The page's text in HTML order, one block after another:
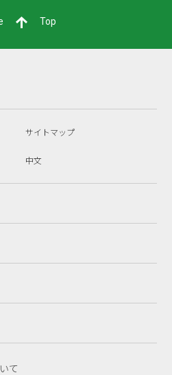
Top
サイトマップ
中文
て